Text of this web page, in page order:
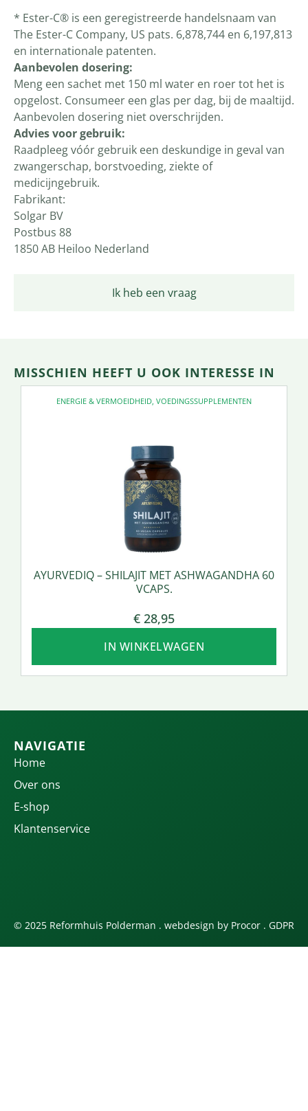
Ik heb een vraag
* Ester-C® is een geregistreerde handelsnaam van
The Ester-C Company, US pats. 6,878,744 en 6,197,813
en internationale patenten.
Aanbevolen dosering:
Meng een sachet met 150 ml water en roer tot het is
opgelost. Consumeer een glas per dag, bij de maaltijd.
Aanbevolen dosering niet overschrijden.
Advies voor gebruik:
Raadpleeg vóór gebruik een deskundige in geval van
zwangerschap, borstvoeding, ziekte of
medicijngebruik.
Fabrikant:
Solgar BV
Postbus 88
1850 AB Heiloo Nederland
MISSCHIEN HEEFT U OOK INTERESSE IN
ENERGIE & VERMOEIDHEID VOEDINGSSUPPLEMENTEN
AYURVEDIQ – SHILAJIT MET ASHWAGANDHA 60
VCAPS.
€ 28,95
IN WINKELWAGEN
NAVIGATIE
Home
Over ons
E-shop
Klantenservice
© 2025 Reformhuis Polderman . webdesign by Procor . GDPR